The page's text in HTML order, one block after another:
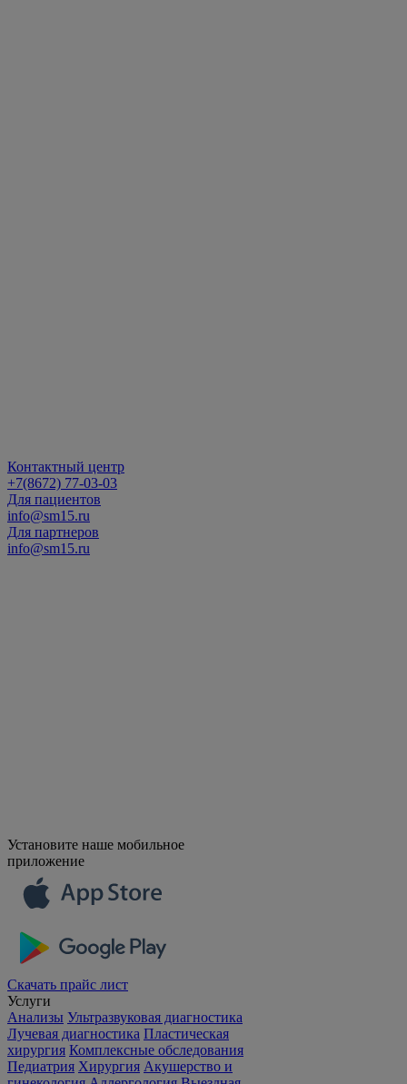
Контактный центр
+7(8672) 77-03-03
Для пациентов
info@sm15.ru
Для партнеров
info@sm15.ru
Установите наше мобильное
приложение
Скачать прайс лист
Услуги
Анализы Ультразвуковая диагностика
Лучевая диагностика Пластическая
хирургия Комплексные обследования
Педиатрия Хирургия Акушерство и